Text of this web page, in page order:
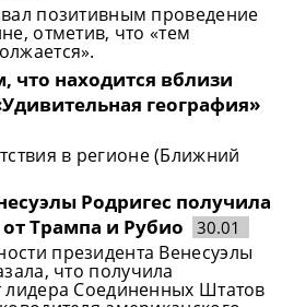
позитивным проведение
отметив, что «тем
что находится вблизи
география»
в регионе (Ближний
Родригес получила
Трампа и Рубио
30.01
президента Венесуэлы
что получила
Соединенных Штатов